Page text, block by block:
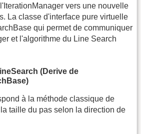
vers une nouvelle
La classe d'interface pure virtuelle
qui permet de communiquer
et l'algorithme du Line Search
(Derive de
à la méthode classique de
taille du pas selon la direction de